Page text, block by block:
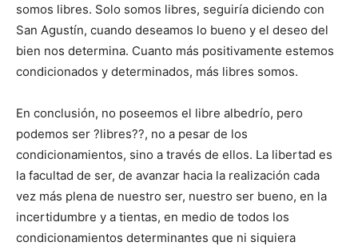
somos libres. Solo somos libres, seguiría diciendo con
San Agustín, cuando deseamos lo bueno y el deseo del
bien nos determina. Cuanto más positivamente estemos
condicionados y determinados, más libres somos.
En conclusión, no poseemos el libre albedrío, pero
podemos ser ?libres??, no a pesar de los
condicionamientos, sino a través de ellos. La libertad es
la facultad de ser, de avanzar hacia la realización cada
vez más plena de nuestro ser, nuestro ser bueno, en la
incertidumbre y a tientas, en medio de todos los
condicionamientos determinantes que ni siquiera